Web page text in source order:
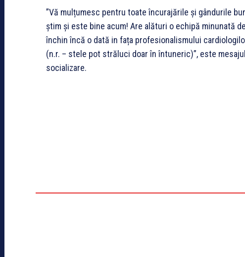
”Vă mulțumesc pentru toate încurajările și gândurile
știm și este bine acum! Are alături o echipă minunată
închin încă o dată in fața profesionalismului
(n.r. – stele pot străluci doar în întuneric)”, este
socializare.